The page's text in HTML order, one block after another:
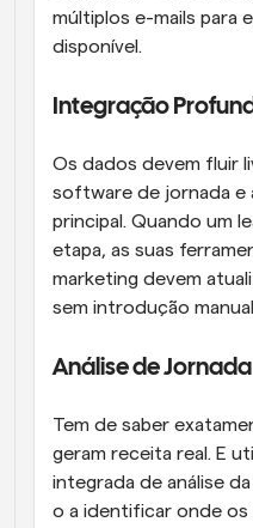
múltiplos e-mails para
disponível.
Integração
Os dados devem fluir
software de jornada e
principal. Quando um
etapa, as suas
marketing devem
sem introdução
Análise de
Tem de saber
geram receita real. E
integrada de análise
o a identificar onde